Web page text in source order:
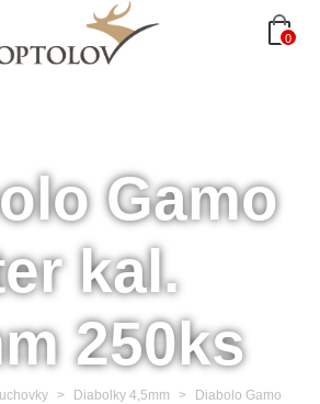
0
Gamo
kal.
250ks
> Diabolky 4,5mm >
Diabolo Gamo